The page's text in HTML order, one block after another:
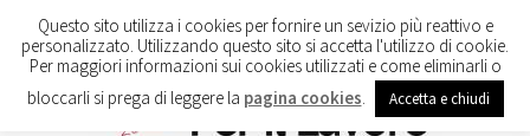
Questo sito utilizza i cookies per fornire un sevizio più reattivo e
personalizzato. Utilizzando questo sito si accetta l'utilizzo di cookie.
Per maggiori informazioni sui cookies utilizzati e come eliminarli o
bloccarli si prega di leggere la pagina cookies Accetta e chiudi